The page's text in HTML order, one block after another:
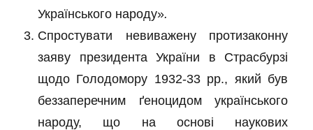
Українського народу».
Спростувати невиважену протизаконну
заяву президента України в Страсбурзі
щодо Голодомору 1932-33 рр., який був
беззаперечним ґеноцидом українського
народу, що на основі наукових